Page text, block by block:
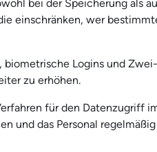
bei der Speicherung als
einschränken, wer
Logins und
zu erhöhen.
für den Datenzugriff
und das Personal